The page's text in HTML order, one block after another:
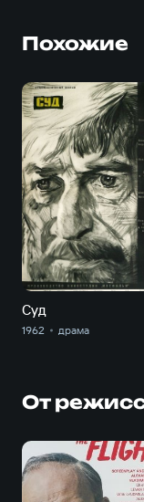
Похожие
Суд
1962 драма
От